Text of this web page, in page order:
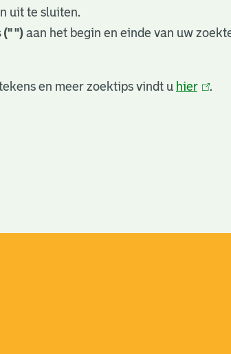
uit te sluiten.
") aan het begin en einde van uw
en meer zoektips vindt u hier(link
.